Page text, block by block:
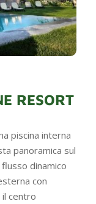
RESORT
piscina interna
panoramica sul
dinamico
con
il centro